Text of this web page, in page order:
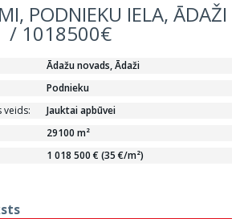
PODNIEKU IELA, ĀDAŽI
/ 1018500€
Ādažu novads, Ādaži
Podnieku
veids:
Jauktai apbūvei
29100 m²
1 018 500 € (35 €/m²)